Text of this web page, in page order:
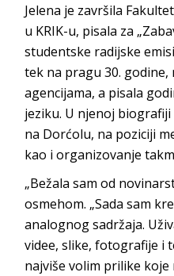
Jelena je završila
u KRIK-u, pisala za
studentske radijske
tek na pragu 30.
agencijama, a pisala
jeziku. U njenoj
na Dorćolu, na poziciji
kao i organizovanje
„Bežala sam od
osmehom. „Sada sam
analognog sadržaja.
videe, slike, fotografije i
najviše volim prilike